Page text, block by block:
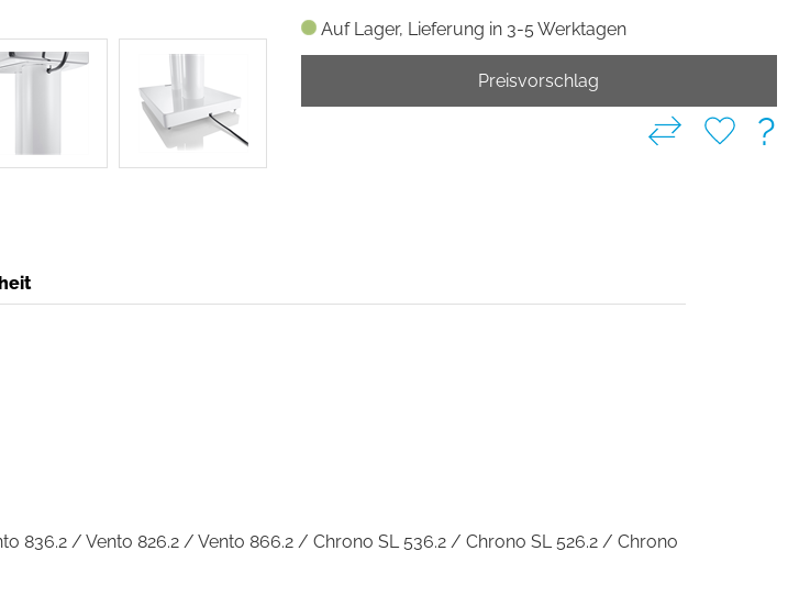
Auf Lager, Lieferung in 3-5 Werktagen
Preisvorschlag
?
836.2 / Vento 826.2 / Vento 866.2 / Chrono SL 536.2 / Chrono SL 526.2 / Chrono